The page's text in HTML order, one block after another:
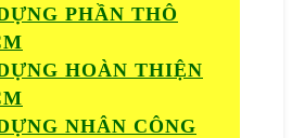
PHẦN THÔ
HOÀN THIỆN
NHÂN CÔNG